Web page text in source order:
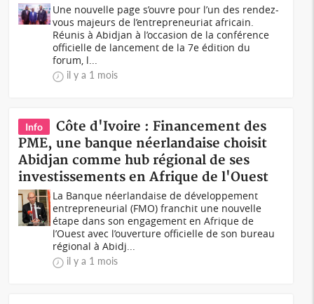
Une nouvelle page s’ouvre pour l’un des rendez-
vous majeurs de l’entrepreneuriat africain.
Réunis à Abidjan à l’occasion de la conférence
officielle de lancement de la 7e édition du
forum, l...
il y a 1 mois
Info
Côte d'Ivoire : Financement des
PME, une banque néerlandaise choisit
Abidjan comme hub régional de ses
investissements en Afrique de l'Ouest
La Banque néerlandaise de développement
entrepreneurial (FMO) franchit une nouvelle
étape dans son engagement en Afrique de
l’Ouest avec l’ouverture officielle de son bureau
régional à Abidj...
il y a 1 mois